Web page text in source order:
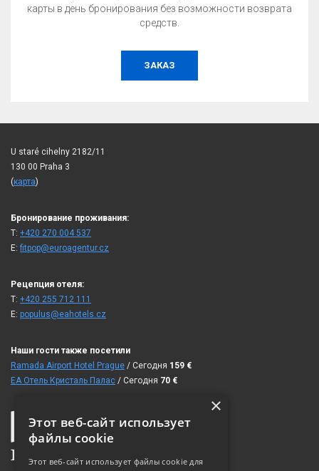
без возможности возврата
верность
U staré cihelny 2182/11
130 00 Praha 3
(карта)
Бронирование проживания:
T: +420 270 004 537
E:fitpop@euroagentur.cz
Рецепция отеля:
T: +420 255 712 111
E: populus@eahotels.cz
Наши гости также посетили
Ramada Airport Hotel Prague / Сегодня 159 €
ЕА Отель Кристаль Палас / Сегодня 70 €
×
Этот веб-сайт использует
файлы cookie
Этот веб-сайт использует файлы cookie для